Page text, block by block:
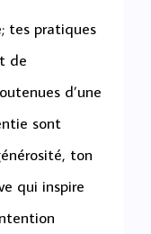
tes pratiques
de
d’une
sont
ton
qui inspire